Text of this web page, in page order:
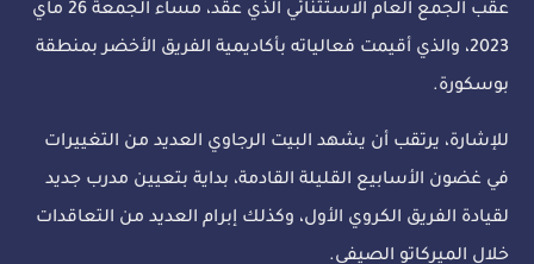
عقب الجمع العام الاستثنائي الذي عقد، مساء الجمعة 26 ماي
2023، والذي أقيمت فعالياته بأكاديمية الفريق الأخضر بمنطقة
بوسكورة.
للإشارة، يرتقب أن يشهد البيت الرجاوي العديد من التغييرات
في غضون الأسابيع القليلة القادمة، بداية بتعيين مدرب جديد
لقيادة الفريق الكروي الأول، وكذلك إبرام العديد من التعاقدات
خلال الميركاتو الصيفي.